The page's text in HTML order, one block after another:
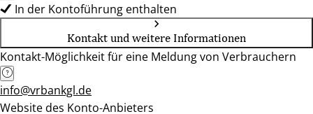
In der Kontoführung enthalten
Kontakt und weitere Informationen
Kontakt-Möglichkeit für eine Meldung von Verbrauchern
info@vrbankgl.de
Website des Konto-Anbieters